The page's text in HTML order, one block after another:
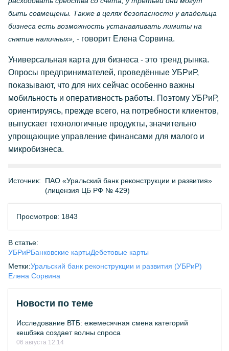
быть совмещены. Также в целях безопасности у владельца
бизнеса есть возможность устанавливать лимиты на
снятие наличных», - говорит Елена Сорвина.
Универсальная карта для бизнеса - это тренд рынка.
Опросы предпринимателей, проведённые УБРиР,
показывают, что для них сейчас особенно важны
мобильность и оперативность работы. Поэтому УБРиР,
ориентируясь, прежде всего, на потребности клиентов,
выпускает технологичные продукты, значительно
упрощающие управление финансами для малого и
микробизнеса.
Источник:
ПАО «Уральский банк реконструкции и развития»
(лицензия ЦБ РФ № 429)
Просмотров: 1843
В статье:
УБРиРБанковские картыДебетовые карты
Метки:Уральский банк реконструкции и развития (УБРиР)
Елена Сорвина
Новости по теме
Исследование ВТБ: ежемесячная смена категорий
кешбэка создает волны спроса
06 августа 12:14